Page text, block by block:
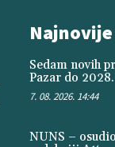
Najnovije
Sedam novih
Pazar do
7. 08. 2026. 14:44
NUNS –